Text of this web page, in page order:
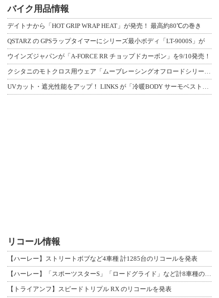
バイク用品情報
デイトナから「HOT GRIP WRAP HEAT」が発売！ 最高約80℃の巻き
QSTARZ の GPSラップタイマーにシリーズ最小ボディ「LT-9000S」が
ウインズジャパンが「A-FORCE RR チョップドカーボン」を9/10発売！
クシタニのモトクロス用ウェア「ムーブレーシングオフロードシリーズ」3アイテムが登
UVカット・遮光性能をアップ！ LINKS が「冷暖BODY サーモベスト」改良
リコール情報
【ハーレー】ストリートボブなど4車種 計1285台のリコールを発表
【ハーレー】「スポーツスターS」「ロードグライド」など計8車種のリコールを発表
【トライアンフ】スピードトリプル RX のリコールを発表